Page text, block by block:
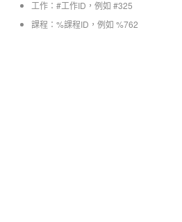
工作：#工作ID，例如 #325
課程：%課程ID，例如 %762